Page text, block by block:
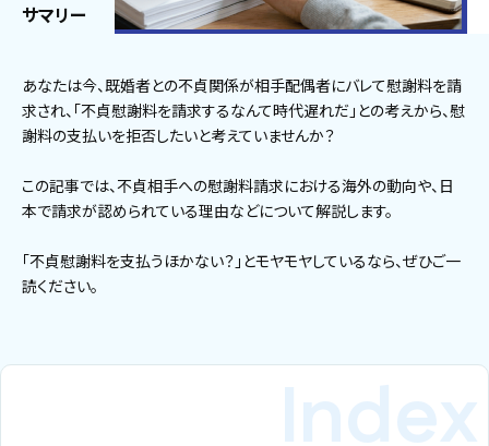
サマリー
あなたは今、既婚者との不貞関係が相手配偶者にバレて慰謝料を請
求され、「不貞慰謝料を請求するなんて時代遅れだ」との考えから、慰
謝料の支払いを拒否したいと考えていませんか？
この記事では、不貞相手への慰謝料請求における海外の動向や、日
本で請求が認められている理由などについて解説します。
「不貞慰謝料を支払うほかない？」とモヤモヤしているなら、ぜひご一
読ください。